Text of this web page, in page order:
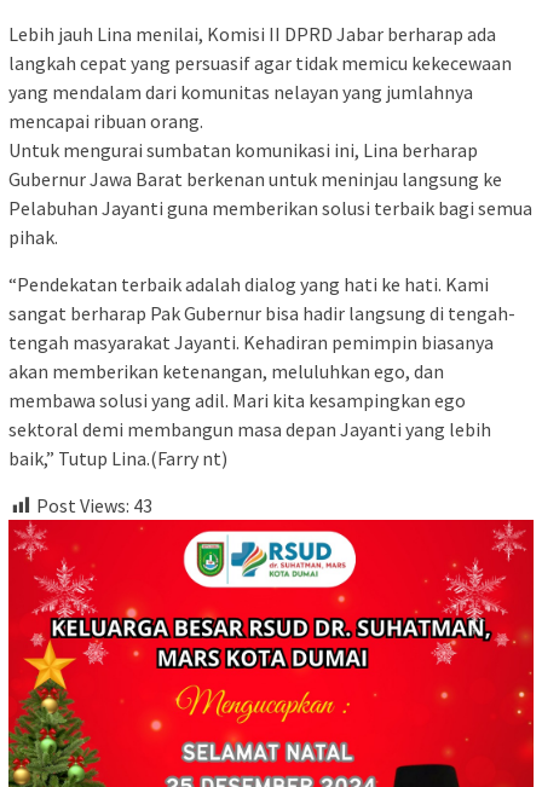
Lebih jauh Lina menilai, Komisi II DPRD Jabar berharap ada
langkah cepat yang persuasif agar tidak memicu kekecewaan
yang mendalam dari komunitas nelayan yang jumlahnya
mencapai ribuan orang.
Untuk mengurai sumbatan komunikasi ini, Lina berharap
Gubernur Jawa Barat berkenan untuk meninjau langsung ke
Pelabuhan Jayanti guna memberikan solusi terbaik bagi semua
pihak.
“Pendekatan terbaik adalah dialog yang hati ke hati. Kami
sangat berharap Pak Gubernur bisa hadir langsung di tengah-
tengah masyarakat Jayanti. Kehadiran pemimpin biasanya
akan memberikan ketenangan, meluluhkan ego, dan
membawa solusi yang adil. Mari kita kesampingkan ego
sektoral demi membangun masa depan Jayanti yang lebih
baik,” Tutup Lina.(Farry nt)
Post Views: 43